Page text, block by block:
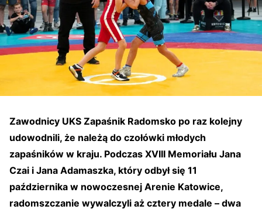
Zawodnicy UKS Zapaśnik Radomsko po raz kolejny
udowodnili, że należą do czołówki młodych
zapaśników w kraju. Podczas XVIII Memoriału Jana
Czai i Jana Adamaszka, który odbył się 11
października w nowoczesnej Arenie Katowice,
radomszczanie wywalczyli aż cztery medale – dwa